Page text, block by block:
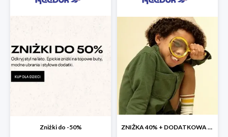
Zniżki do -50% ZNIŻKA 40% + DODATKOWA ZNIŻKA 25% NA OUTLET